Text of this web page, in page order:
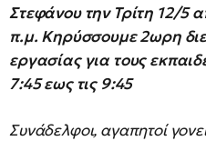
Στεφάνου την Τρίτη 12/5
π.μ. Κηρύσσουμε 2ωρη
εργασίας για τους
7:45 εως τις 9:45
Συνάδελφοι, αγαπητοί